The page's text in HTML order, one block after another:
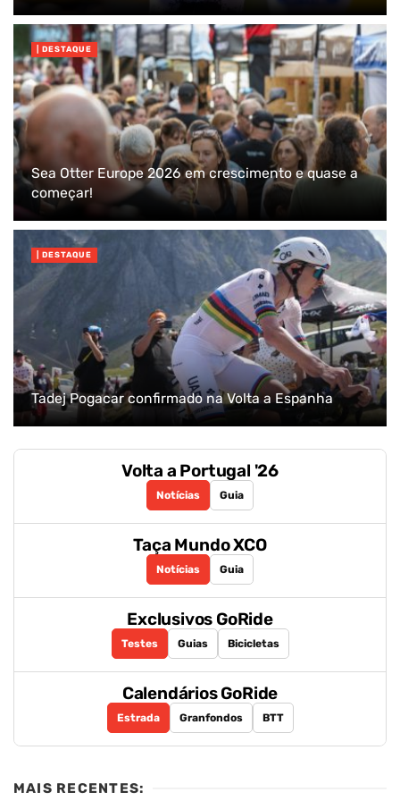
Sea Otter Europe 2026 em crescimento e quase a
começar!
| DESTAQUE
Tadej Pogacar confirmado na Volta a Espanha
| DESTAQUE
Volta a Portugal '26
Notícias Guia
Taça Mundo XCO
Notícias Guia
Exclusivos GoRide
Testes Guias Bicicletas
Calendários GoRide
Estrada Granfondos BTT
MAIS RECENTES: